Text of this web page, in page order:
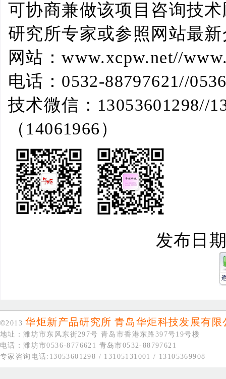
可协商兼做该项目咨询技
研究所专家或参照网站最
网站：www.xcpw.net//
电话： 0532-88797621//
技术微信： 13053601298//
（ 14061966 ）
发布日
©2013华炬新产品研究所 青岛华炬科技发展有限
地址：潍坊市东风东街297号 青岛市香港东路397号19号楼
电话：潍坊市0536-8776621 青岛市0532-88797621
专家咨询电话:13053601298 / 13105131001 / 13105369908